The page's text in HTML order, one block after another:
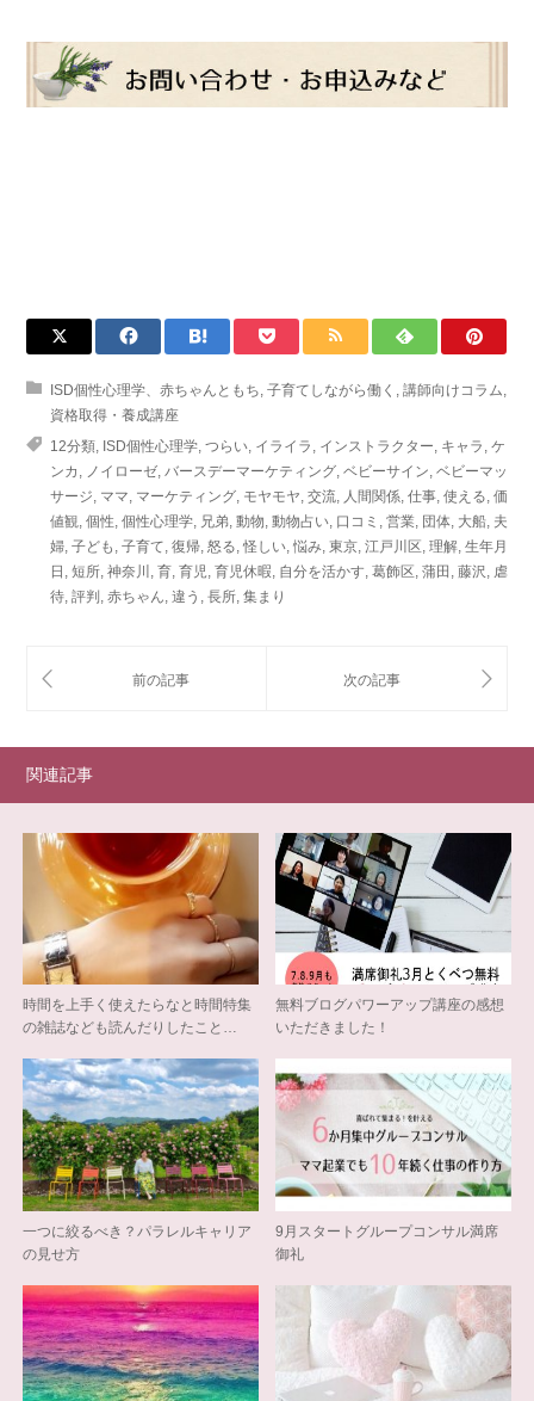
ISD個性心理学、赤ちゃんともち, 子育てしながら働く , 講師向けコラム,
資格取得・養成講座
12分類, ISD個性心理学, つらい, イライラ , インストラクター, キャラ , ケ
ンカ , ノイローゼ, バースデーマーケティング, ベビーサイン, ベビーマッ
サージ, ママ, マーケティング, モヤモヤ, 交流, 人間関係, 仕事, 使える, 価
値観, 個性, 個性心理学, 兄弟, 動物, 動物占い, 口コミ , 営業, 団体, 大船, 夫
婦, 子ども , 子育て, 復帰, 怒る,怪しい, 悩み, 東京, 江戸川区, 理解, 生年月
日 , 短所, 神奈川 , 育, 育児, 育児休暇, 自分を活かす, 葛飾区, 蒲田 , 藤沢, 虐
待, 評判 , 赤ちゃん, 違う , 長所, 集まり
関連記事
時間を上手く使えたらなと時間特集
の雑誌なども読んだりしたこと…
無料ブログパワーアップ講座の感想
いただきました！
一つに絞るべき？パラレルキャリア
の見せ方
9月スタートグループコンサル満席
御礼